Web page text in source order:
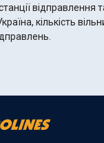
відправлення
кількість